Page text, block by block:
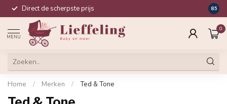
Direct de scherpste prijs 8.5
MENU
0
Home / Merken / Ted & Tone